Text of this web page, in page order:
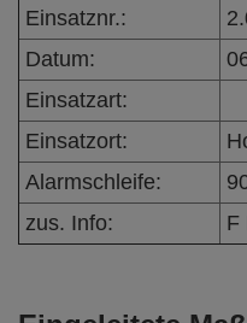
Einsatznr.:
Datum:
Einsatzart:
Einsatzort:
Alarmschleife:
zus. Info:
F